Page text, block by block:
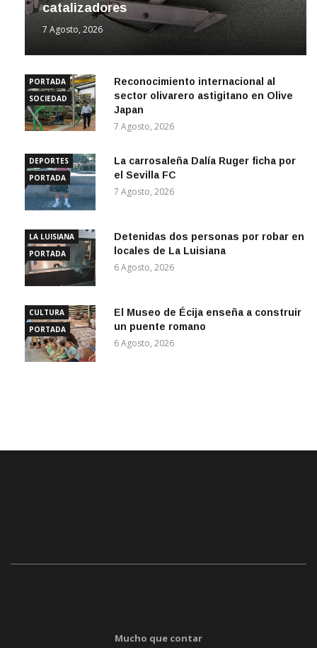
catalizadores
7 Agosto, 2026
PORTADA
SOCIEDAD
Reconocimiento internacional al
sector olivarero astigitano en Olive
Japan
7 Agosto, 2026
DEPORTES
PORTADA
La carrosaleña Dalía Ruger ficha por
el Sevilla FC
7 Agosto, 2026
LA LUISIANA
PORTADA
Detenidas dos personas por robar en
locales de La Luisiana
6 Agosto, 2026
CULTURA
PORTADA
El Museo de Écija enseña a construir
un puente romano
6 Agosto, 2026
Mucho que contar